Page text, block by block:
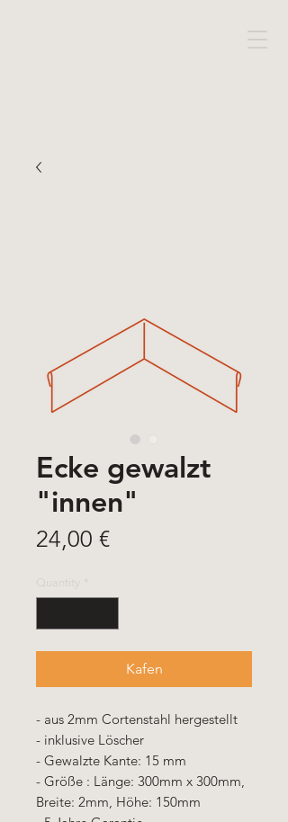
Ecke gewalzt
"innen"
24,00 €Price
Quantity
Kafen
- aus 2mm Cortenstahl hergestellt
- inklusive Löscher
- Gewalzte Kante: 15 mm
- Größe : Länge: 300mm x 300mm,
Breite: 2mm, Höhe: 150mm